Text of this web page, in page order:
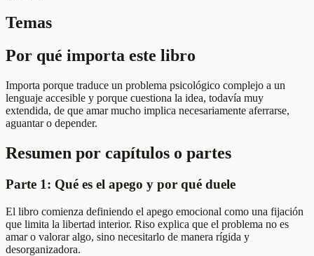
Temas
Por qué importa este libro
Importa porque traduce un problema psicológico complejo a un
lenguaje accesible y porque cuestiona la idea, todavía muy
extendida, de que amar mucho implica necesariamente aferrarse,
aguantar o depender.
Resumen por capítulos o partes
Parte 1: Qué es el apego y por qué duele
El libro comienza definiendo el apego emocional como una fijación
que limita la libertad interior. Riso explica que el problema no es
amar o valorar algo, sino necesitarlo de manera rígida y
desorganizadora.